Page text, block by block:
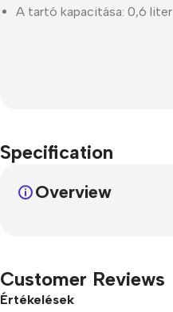
A tartó kapacitása: 0,6 liter
Specification
Overview
Customer Reviews
Értékelések